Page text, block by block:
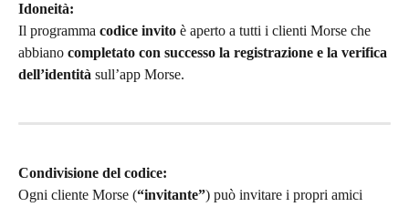
Idoneità:
Il programma codice invito è aperto a tutti i clienti Morse che
abbiano completato con successo la registrazione e la verifica
dell’identità sull’app Morse.
Condivisione del codice:
Ogni cliente Morse (“invitante”) può invitare i propri amici